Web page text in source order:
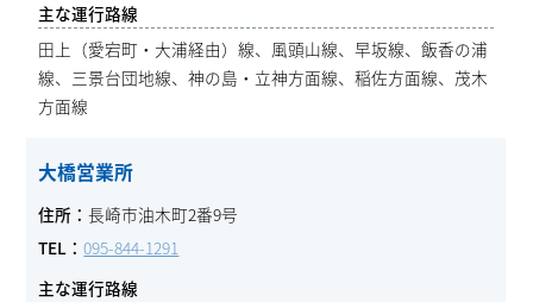
田上（愛宕町・大浦経由）線、風頭山線、早坂線、飯香の浦
線、三景台団地線、神の島・立神方面線、稲佐方面線、茂木
方面線
大橋営業所
長崎市油木町2番9号
095-844-1291